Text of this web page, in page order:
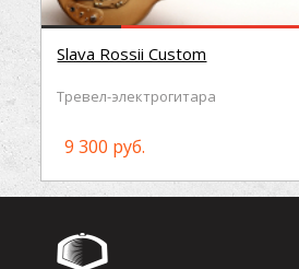
Slava Rossii Custom
Тревел-электрогитара
9 300 руб.